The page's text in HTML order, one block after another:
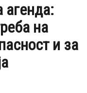
агенда:
на
и за